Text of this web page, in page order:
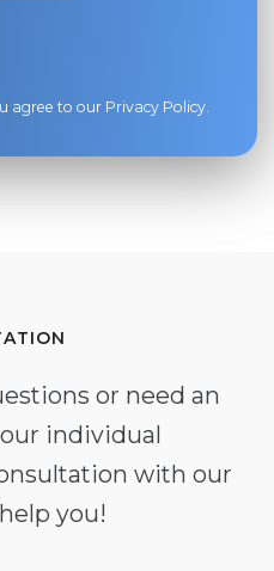
agree to our Privacy Policy.
or need an
individual
with our
you!